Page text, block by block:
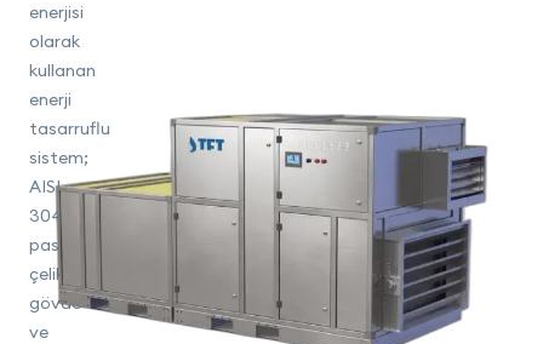
enerjisi
olarak
kullanan
enerji
tasarruflu
sistem;
AISI
304
paslanmaz
çelik
gövde
ve